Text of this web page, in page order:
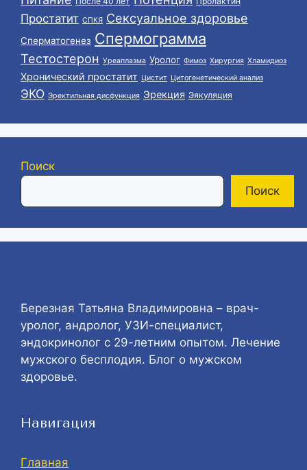
Простатит СПКЯ Сексуальное здоровье
Сперматогенез Спермограмма
Тестостерон Уреаплазма Уролог Фимоз Хирургия Хламидиоз
Хронический простатит Цистит Цитогенетический анализ
ЭКО Эректильная дисфункция Эрекция Эякуляция
Поиск
Поиск
Березная Татьяна Владимировна – врач-
уролог, андролог, УЗИ-специалист,
эндокринолог с 29-летним опытом. Лечение
мужского бесплодия. Блог о мужском
здоровье.
Навигация
Главная